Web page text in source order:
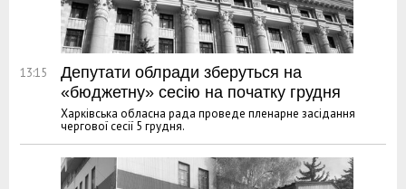
13:15
Депутати облради зберуться на
«бюджетну» сесію на початку грудня
Харківська обласна рада проведе пленарне засідання
чергової сесії 5 грудня.